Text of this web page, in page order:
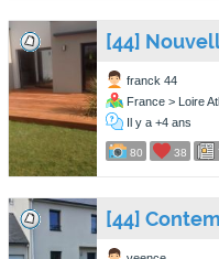
[44]
franck 44
France > Loire
Il y a +4 ans
80 38
[44]